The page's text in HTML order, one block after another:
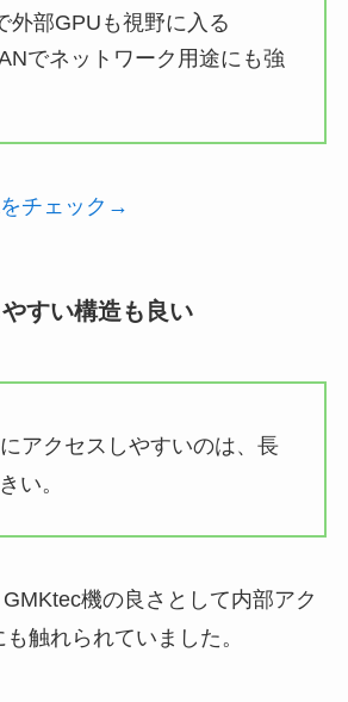
外部GPUも視野に入る
でネットワーク用途にも強
チェック→
すい構造も良い
アクセスしやすいのは、長
い。
機の良さとして内部アク
触れられていました。